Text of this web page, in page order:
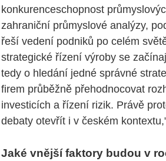
konkurenceschopnost
zahraniční průmyslové analýzy,
řeší vedení podniků po celém
strategické řízení výroby se
tedy o hledání jedné správné
firem průběžně přehodnocovat
investicích a řízení rizik. Právě
debaty otevřít i v českém
Jaké vnější faktory budou v